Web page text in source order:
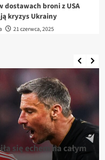
dostawach broni z USA
kryzys Ukrainy
21 czerwca, 2025
się echem na całym